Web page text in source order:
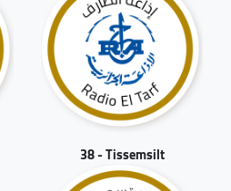
38 - Tissemsilt